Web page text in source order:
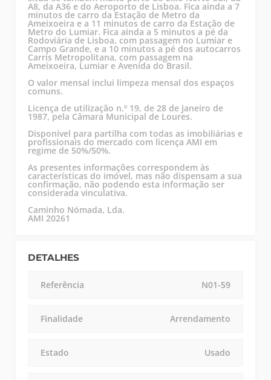
A8, da A36 e do Aeroporto de Lisboa. Fica ainda a 7
minutos de carro da Estação de Metro da
Ameixoeira e a 11 minutos de carro da Estação de
Metro do Lumiar. Fica ainda a 5 minutos a pé da
Rodoviária de Lisboa, com passagem no Lumiar e
Campo Grande, e a 10 minutos a pé dos autocarros
Carris Metropolitana, com passagem na
Ameixoeira, Lumiar e Avenida do Brasil.
O valor mensal inclui limpeza mensal dos espaços
comuns.
Licença de utilização n.º 19, de 28 de Janeiro de
1987, pela Câmara Municipal de Loures.
Disponível para partilha com todas as imobiliárias e
profissionais do mercado com licença AMI em
regime de 50%/50%.
As presentes informações correspondem às
características do imóvel, mas não dispensam a sua
confirmação, não podendo esta informação ser
considerada vinculativa.
Caminho Nómada, Lda.
AMI 20261
DETALHES
Referência N01-59
Finalidade Arrendamento
Estado Usado